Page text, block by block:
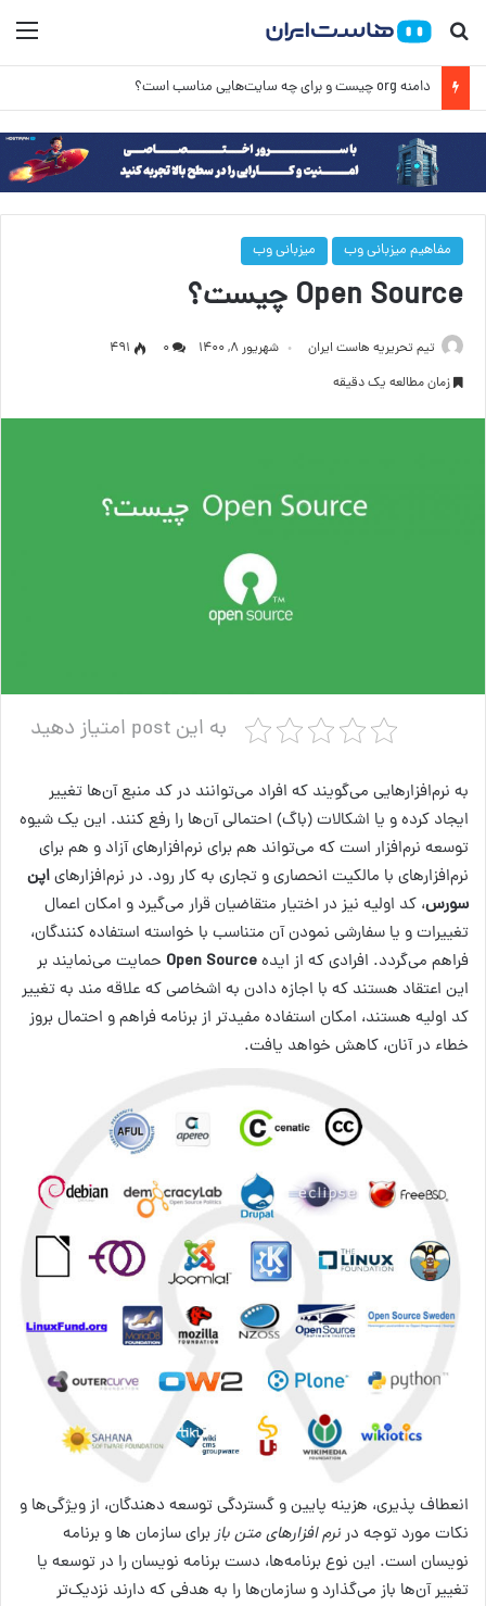
جستجو برای
دامنه org چیست و برای چه سایت‌هایی مناسب است؟
مفاهیم میزبانی وب میزبانی وب
Open Source چیست؟
تیم تحریریه هاست ایران شهریور ۸, ۱۴۰۰ ۰
491
زمان مطالعه یک دقیقه
به این post امتیاز دهید
به نرم‌افزارهایی می‌گویند که افراد می‌توانند در کد منبع آن‌ها تغییر
ایجاد کرده و یا اشکالات (باگ) احتمالی آن‌ها را رفع کنند. این یک شیوه
توسعه نرم‌افزار است که می‌تواند هم برای نرم‌افزارهای آزاد و هم برای
نرم‌افزارهای با مالکیت انحصاری و تجاری به کار رود. در نرم‌افزارهایاپن
سورس، کد اولیه نیز در اختیار متقاضیان قرار می‌گیرد و امکان اعمال
تغییرات و یا سفارشی نمودن آن متناسب با خواسته استفاده کنندگان،
فراهم می‌گردد. افرادی که از ایدهOpen Source حمایت می‌نمایند بر
این اعتقاد هستند که با اجازه دادن به اشخاصی که علاقه مند به تغییر
کد اولیه هستند، امکان استفاده مفیدتر از برنامه فراهم و احتمال بروز
خطاء در آنان، کاهش خواهد یافت.
انعطاف پذیری، هزینه پایین و گستردگی توسعه دهندگان، از ویژگی‌‌ها و
نکات مورد توجه درنرم‌ افزارهای متن بازبرای سازمان‌ ها و برنامه
نویسان است. این نوع برنامه‌‌ها، دست برنامه نویسان را در توسعه یا
تغییر آن‌ها باز می‌گذارد و سازمان‌ها را به هدفی که دارند نزدیک‌تر